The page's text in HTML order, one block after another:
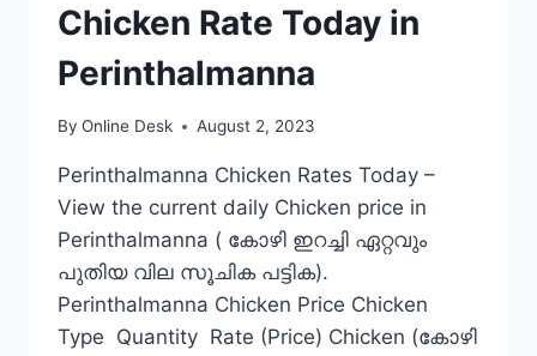
Chicken Rate Today in
Perinthalmanna
By Online Desk August 2, 2023
Perinthalmanna Chicken Rates Today –
View the current daily Chicken price in
Perinthalmanna ( കോഴി ഇറച്ചി ഏറ്റവും
പുതിയ വില സൂചിക പട്ടിക).
Perinthalmanna Chicken Price Chicken
Type Quantity Rate (Price) Chicken (കോഴി